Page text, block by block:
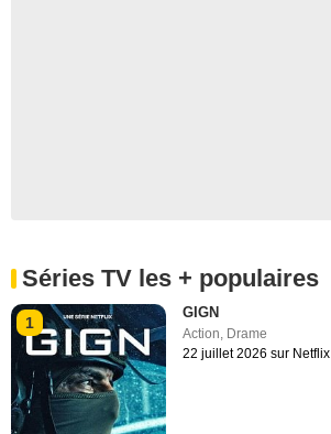
Séries TV les + populaires
1
GIGN
Action, Drame
22 juillet 2026 sur Netflix